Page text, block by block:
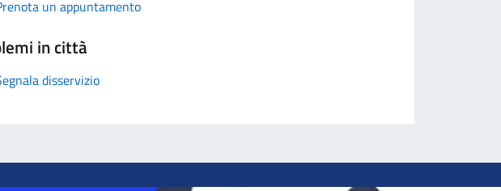
un appuntamento
in città
disservizio